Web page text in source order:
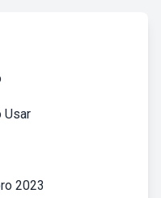
Usar
2023